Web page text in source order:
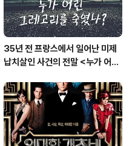
35년 전 프랑스에서 일어난 미제
납치살인 사건의 전말 <누가 어린